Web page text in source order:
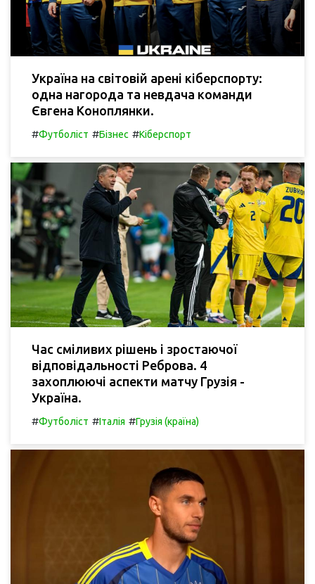
Україна на світовій арені кіберспорту:
одна нагорода та невдача команди
Євгена Коноплянки.
#Футболіст #Бізнес #Кіберспорт
Час сміливих рішень і зростаючої
відповідальності Реброва. 4
захоплюючі аспекти матчу Грузія -
Україна.
#Футболіст #Італія #Грузія (країна)